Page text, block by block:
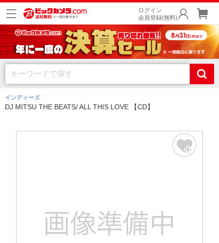
ログイン
会員登録(無料)
インディーズ
DJ MITSU THE BEATS/ ALL THIS LOVE 【CD】